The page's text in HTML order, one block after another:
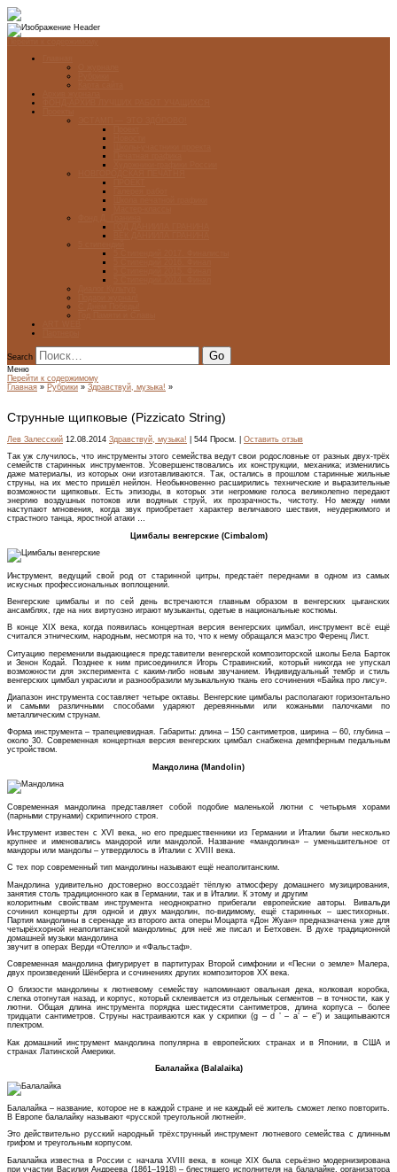
Search
Меню
Перейти к содержимому
Главная » Рубрики » Здравствуй, музыка! »
Струнные щипковые (Pizzicato String)
Лев Залесский 12.08.2014 Здравствуй, музыка! | 544 Просм. | Оставить отзыв
Так уж случилось, что инструменты этого семейства ведут свои родословные от разных двух-трёх
семейств старинных инструментов. Усовершенствовались их конструкции, механика; изменились
даже материалы, из которых они изготавливаются. Так, остались в прошлом старинные жильные
струны, на их место пришёл нейлон. Необыкновенно расширились технические и выразительные
возможности щипковых. Есть эпизоды, в которых эти негромкие голоса великолепно передают
энергию воздушных потоков или водяных струй, их прозрачность, чистоту. Но между ними
наступают мгновения, когда звук приобретает характер величавого шествия, неудержимого и
страстного танца, яростной атаки …
Цимбалы венгерские (Cimbalom)
Инструмент, ведущий свой род от старинной цитры, предстаёт переднами в одном из самых
искусных профессиональных воплощений.
Венгерские цимбалы и по сей день встречаются главным образом в венгерских цыганских
ансамблях, где на них виртуозно играют музыканты, одетые в национальные костюмы.
В конце XIX века, когда появилась концертная версия венгерских цимбал, инструмент всё ещё
считался этническим, народным, несмотря на то, что к нему обращался маэстро Ференц Лист.
Ситуацию переменили выдающиеся представители венгерской композиторской школы Бела Барток
и Зенон Кодай. Позднее к ним присоединился Игорь Стравинский, который никогда не упускал
возможности для эксперимента с каким-либо новым звучанием. Индивидуальный тембр и стиль
венгерских цимбал украсили и разнообразили музыкальную ткань его сочинения «Байка про лису».
Диапазон инструмента составляет четыре октавы. Венгерские цимбалы располагают горизонтально
и самыми различными способами ударяют деревянными или кожаными палочками по
металлическим струнам.
Форма инструмента – трапециевидная. Габариты: длина – 150 сантиметров, ширина – 60, глубина –
около 30. Современная концертная версия венгерских цимбал снабжена демпферным педальным
устройством.
Мандолина (Mandolin)
Современная мандолина представляет собой подобие маленькой лютни с четырьмя хорами
(парными струнами) скрипичного строя.
Инструмент известен с XVI века, но его предшественники из Германии и Италии были несколько
крупнее и именовались мандорой или мандолой. Название «мандолина» – уменьшительное от
мандоры или мандолы – утвердилось в Италии с XVIII века.
С тех пор современный тип мандолины называют ещё неаполитанским.
Мандолина удивительно достоверно воссоздаёт тёплую атмосферу домашнего музицирования,
занятия столь традиционного как в Германии, так и в Италии. К этому и другим
колоритным свойствам инструмента неоднократно прибегали европейские авторы. Вивальди
сочинил концерты для одной и двух мандолин, по-видимому, ещё старинных – шестихорных.
Партия мандолины в серенаде из второго акта оперы Моцарта «Дон Жуан» предназначена уже для
четырёххорной неаполитанской мандолины; для неё же писал и Бетховен. В духе традиционной
домашней музыки мандолина
звучит в операх Верди «Отелло» и «Фальстаф».
Современная мандолина фигурирует в партитурах Второй симфонии и «Песни о земле» Малера,
двух произведений Шёнберга и сочинениях других композиторов XX века.
О близости мандолины к лютневому семейству напоминают овальная дека, колковая коробка,
слегка отогнутая назад, и корпус, который склеивается из отдельных сегментов – в точности, как у
лютни. Общая длина инструмента порядка шестидесяти сантиметров, длина корпуса – более
тридцати сантиметров. Струны настраиваются как у скрипки (g – d ’ – a’ – e”) и защипываются
плектром.
Как домашний инструмент мандолина популярна в европейских странах и в Японии, в США и
странах Латинской Америки.
Балалайка (Balalaika)
Балалайка – название, которое не в каждой стране и не каждый её житель сможет легко повторить.
В Европе балалайку называют «русской треугольной лютней».
Это действительно русский народный трёхструнный инструмент лютневого семейства с длинным
грифом и треугольным корпусом.
Балалайка известна в России с начала XVIII века, в конце XIX была серьёзно модернизирована
при участии Василия Андреева (1861–1918) – блестящего исполнителя на балалайке, организатора